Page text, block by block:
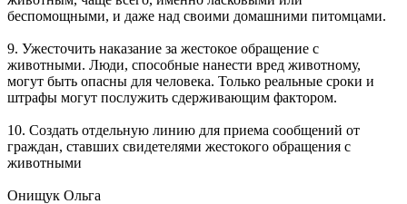
беспомощными, и даже над своими домашними питомцами.
9. Ужесточить наказание за жестокое обращение с
животными. Люди, способные нанести вред животному,
могут быть опасны для человека. Только реальные сроки и
штрафы могут послужить сдерживающим фактором.
10. Создать отдельную линию для приема сообщений от
граждан, ставших свидетелями жестокого обращения с
животными
Онищук Ольга